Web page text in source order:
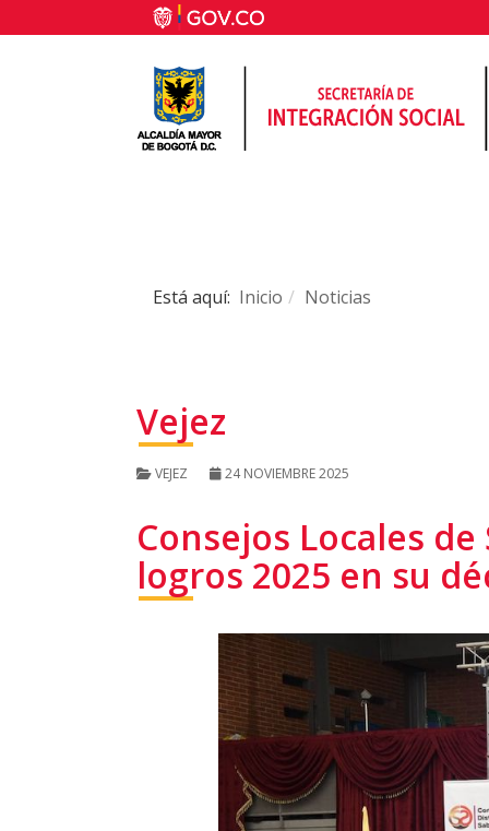
Está aquí: Inicio Noticias
Vejez
VEJEZ 24 NOVIEMBRE 2025
Consejos Locales
logros 2025 en su